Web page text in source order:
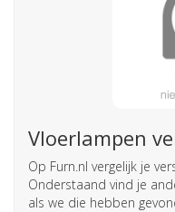
Vloerlampen
Op Furn.nl vergelijk je
Onderstaand vind je
als we die hebben